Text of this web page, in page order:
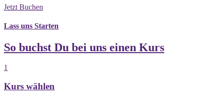
Jetzt Buchen
Lass uns Starten
So buchst Du bei uns einen Kurs
1
Kurs wählen